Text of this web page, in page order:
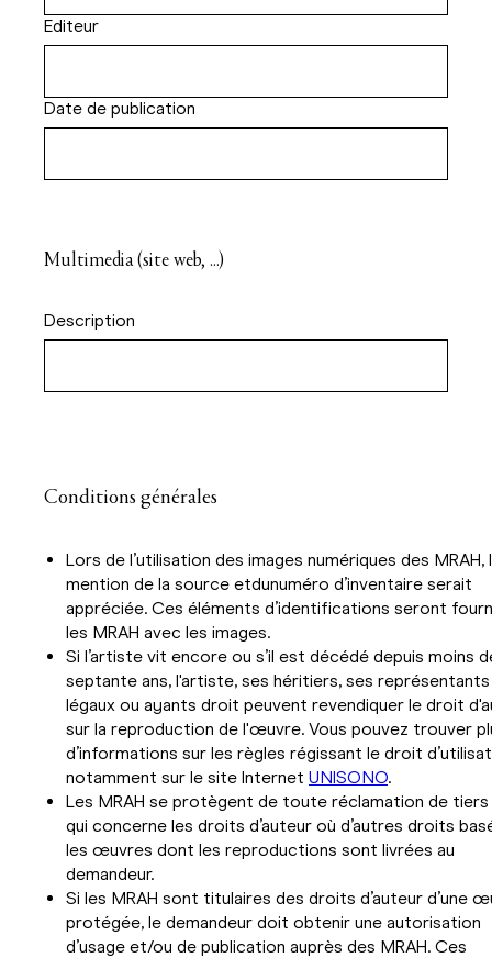
Editeur
Date de publication
Multimedia (site web, ...)
Description
Conditions générales
Lors de l’utilisation des images numériques des MRAH,
mention de la source etdunuméro d’inventaire serait
appréciée. Ces éléments d’identifications seront
les MRAH avec les images.
Si l’artiste vit encore ou s’il est décédé depuis moins
septante ans, l'artiste, ses héritiers, ses représentants
légaux ou ayants droit peuvent revendiquer le droit
sur la reproduction de l'œuvre. Vous pouvez trouver
d’informations sur les règles régissant le droit
notamment sur le site Internet UNISONO.
Les MRAH se protègent de toute réclamation de tiers
qui concerne les droits d’auteur où d’autres droits
les œuvres dont les reproductions sont livrées au
demandeur.
Si les MRAH sont titulaires des droits d’auteur d’une
protégée, le demandeur doit obtenir une autorisation
d’usage et/ou de publication auprès des MRAH. Ces